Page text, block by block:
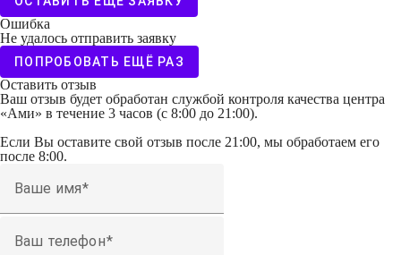
Ошибка
Не удалось отправить заявку
ПОПРОБОВАТЬ ЕЩЁ РАЗ
Оставить отзыв
Ваш отзыв будет обработан службой контроля качества центра
«Ами» в течение 3 часов (с 8:00 до 21:00).
Если Вы оставите свой отзыв после 21:00, мы обработаем его
после 8:00.
Ваше имя
Ваш телефон